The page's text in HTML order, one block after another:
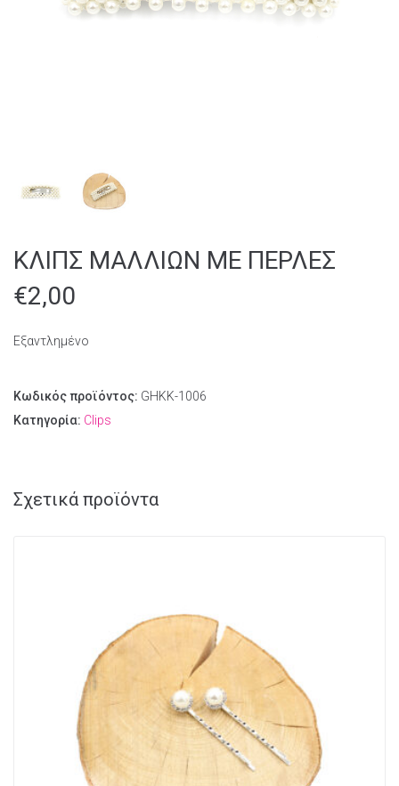
ΚΛΙΠΣ ΜΑΛΛΙΩΝ ΜΕ ΠΕΡΛΕΣ
€2,00
Εξαντλημένο
Κωδικός προϊόντος: GHKK-1006
Κατηγορία: Clips
Σχετικά προϊόντα